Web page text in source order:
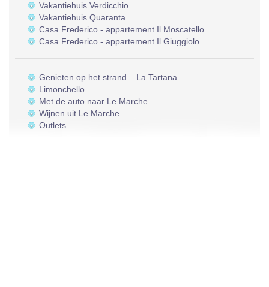
Vakantiehuis Verdicchio
Vakantiehuis Quaranta
Casa Frederico - appartement Il Moscatello
Casa Frederico - appartement Il Giuggiolo
Genieten op het strand – La Tartana
Limonchello
Met de auto naar Le Marche
Wijnen uit Le Marche
Outlets